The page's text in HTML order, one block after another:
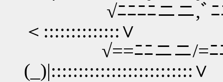
√ﾆﾆﾆﾆニニ,ﾞﾆ
＜::::::::::::::∨
√==ﾆﾆニニ/=